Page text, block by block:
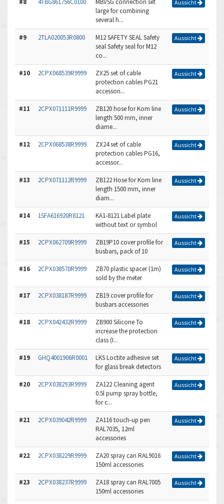
#8 4TBG861756C0100
MBVSG connection set
large for combining
several h...
Aussicht
#9 2TLA020053R0800
M12 SAFETY SEAL Safety
seal Safety seal for M12
co...
Aussicht
#10 2CPX068539R9999
ZX25 set of cable
protection cables PG21
accessori...
Aussicht
#11 2CPX071111R9999
ZB120 hose for Kom line
length 500 mm, inner
diame...
Aussicht
#12 2CPX068538R9999
ZX24 set of cable
protection cables PG16,
accessor...
Aussicht
#13 2CPX071112R9999
ZB122 Hose for Kom line
length 1500 mm, inner
diam...
Aussicht
#14 1SFA616920R8121
KA1-8121 Label plate
without text or symbol
Aussicht
#15 2CPX062709R9999
ZB19P10 cover profile for
busbars, pack of 10
Aussicht
#16 2CPX038570R9999
ZB70 plastic spacer (1m)
sold by the meter
Aussicht
#17 2CPX038187R9999
ZB19 cover profile for
busbars accessories
Aussicht
#18 2CPX042432R9999
ZB900 Silicone To
increase the protection
class (I...
Aussicht
#19 GHQ4001906R0001
LKS Loctite adhesive set
for glass break detectors
Aussicht
#20 2CPX038293R9999
ZA122 Cleaning agent
0.5l pump spray bottle,
for c...
Aussicht
#21 2CPX039042R9999
ZA116 touch-up pen
RAL7035, 12ml
accessories
Aussicht
#22 2CPX038229R9999
ZA20 spray can RAL9016
150ml accessories
Aussicht
#23 2CPX038237R9999
ZA18 spray can RAL7005
150ml accessories
Aussicht